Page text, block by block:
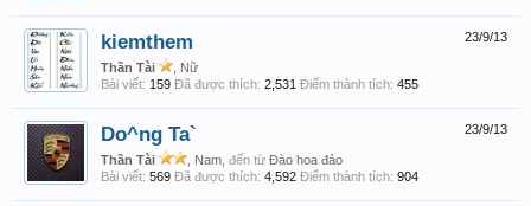
23/9/13
kiemthem
Thần Tài
, Nữ
Bài viết: 159 Đã được thích: 2,531 Điểm thành tích: 455
23/9/13
Do^ng Ta`
Thần Tài , Nam, đến từ Đào hoa đảo
Bài viết: 569 Đã được thích: 4,592 Điểm thành tích: 904